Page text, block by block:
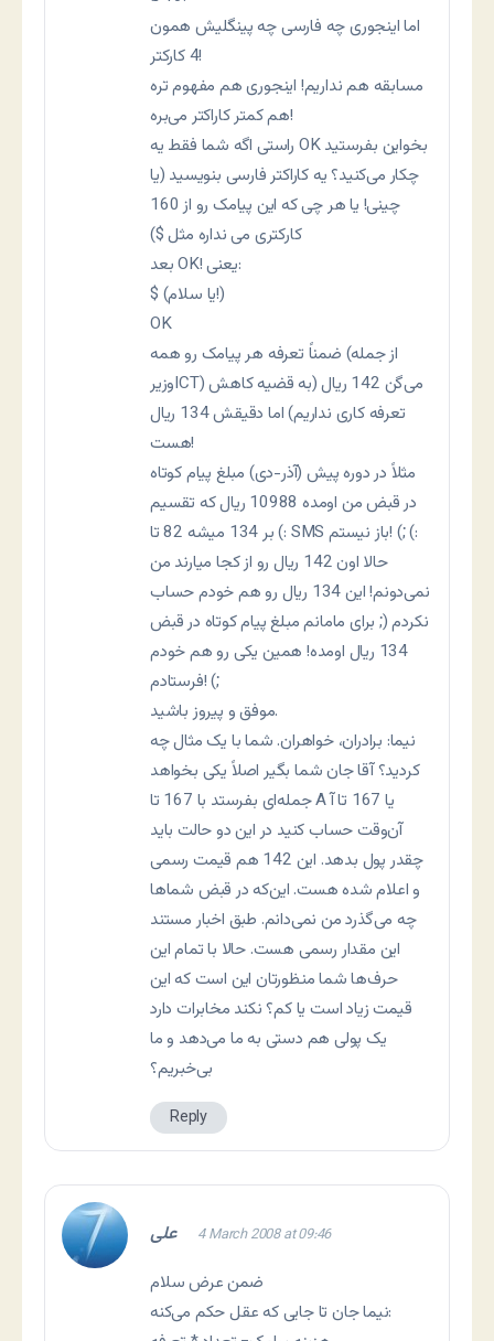
اما اینجوری چه فارسی چه پینگلیش همون
4 کارکتر!
مسابقه هم نداریم! اینجوری هم مفهوم تره
هم کمتر کاراکتر می‌بره!
راستی اگه شما فقط یه OK بخواین بفرستید
چکار می‌کنید؟ یه کاراکتر فارسی بنویسید (یا
چینی! یا هر چی که این پیامک رو از 160
کارکتری می نداره مثل $)
بعد OK! یعنی:
$ (یا سلام!)
OK
ضمناً تعرفه هر پیامک رو همه (از جمله
وزیرICT) می‌گن 142 ریال (به قضیه کاهش
تعرفه کاری نداریم) اما دقیقش 134 ریال
هست!
مثلاً در دوره پیش (آذر-دی) مبلغ پیام کوتاه
در قبض من اومده 10988 ریال که تقسیم
بر 134 میشه 82 تا (: SMS باز نیستم! (; (:
حالا اون 142 ریال رو از کجا میارند من
نمی‌دونم! این 134 ریال رو هم خودم حساب
نکردم (; برای مامانم مبلغ پیام کوتاه در قبض
134 ریال اومده! همین یکی رو هم خودم
فرستادم! (;
موفق و پیروز باشید.
نیما: برادران، خواهران. شما با یک مثال چه
کردید؟ آقا جان شما بگیر اصلاً یکی بخواهد
جمله‌ای بفرستد با 167 تا A یا 167 تا آ
آن‌وقت حساب کنید در این دو حالت باید
چقدر پول بدهد. این 142 هم قیمت رسمی
و اعلام شده هست. این‌که در قبض شماها
چه می‌گذرد من نمی‌دانم. طبق اخبار مستند
این مقدار رسمی هست. حالا با تمام این
حرف‌ها شما منظورتان این است که این
قیمت زیاد است یا کم؟ نکند مخابرات دارد
یک پولی هم دستی به ما می‌دهد و ما
بی‌خبریم؟
Reply
علی 4 March 2008 at 09:46
ضمن عرض سلام
نیما جان تا جایی که عقل حکم می‌کنه: